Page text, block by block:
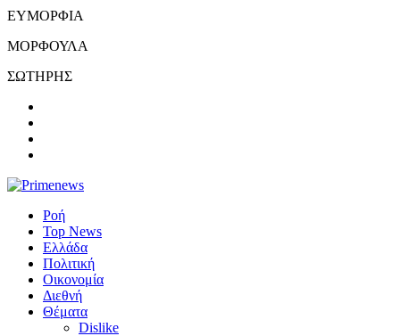
ΕΥΜΟΡΦΙΑ
ΜΟΡΦΟΥΛΑ
ΣΩΤΗΡΗΣ
Ροή
Top News
Ελλάδα
Πολιτική
Οικονομία
Διεθνή
Θέματα
Dislike